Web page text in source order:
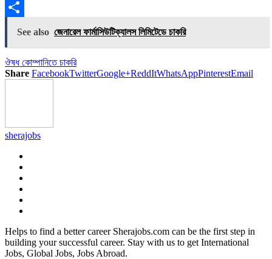
Copy
Link
Share
See also জেনারেল ফার্মাসিউটিক্যালস লিমিটেডে চাকরি
ঔষধ কোম্পানিতে চাকরি
Share FacebookTwitterGoogle+ReddItWhatsAppPinterestEmail
sherajobs
Helps to find a better career Sherajobs.com can be the first step in
building your successful career. Stay with us to get International
Jobs, Global Jobs, Jobs Abroad.